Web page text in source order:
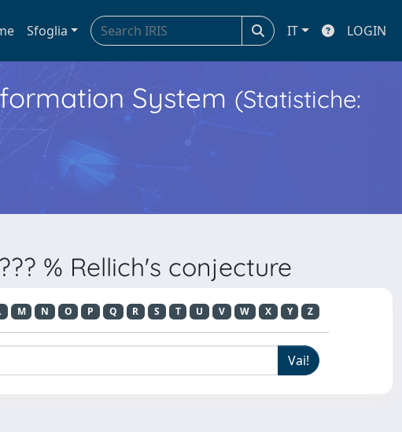
Sfoglia IT LOGIN
System (Statistiche:
% Rellich's conjecture
M N O P Q R S T U V W X Y Z